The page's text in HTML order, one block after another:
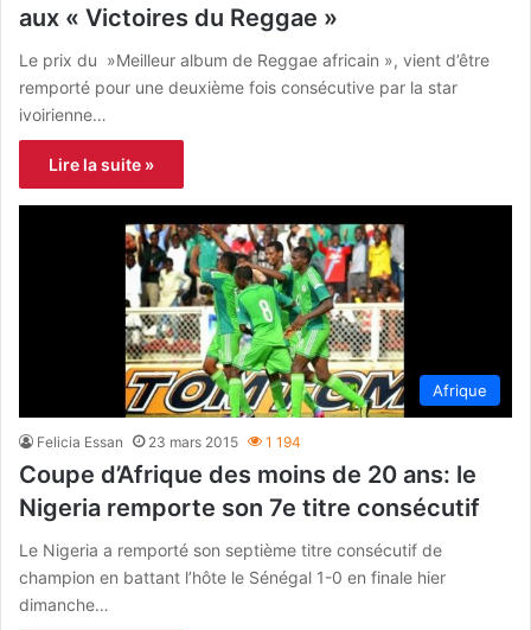
aux « Victoires du Reggae »
Le prix du »Meilleur album de Reggae africain », vient d’être
remporté pour une deuxième fois consécutive par la star
ivoirienne…
Lire la suite »
Afrique
Felicia Essan 23 mars 2015 1 194
Coupe d’Afrique des moins de 20 ans: le
Nigeria remporte son 7e titre consécutif
Le Nigeria a remporté son septième titre consécutif de
champion en battant l’hôte le Sénégal 1-0 en finale hier
dimanche…